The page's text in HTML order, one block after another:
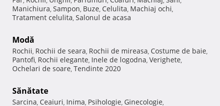
Manichiura, Sampon, Buze, Celulita, Machiaj ochi,
Tratament celulita, Salonul de acasa
Modă
Rochii, Rochii de seara, Rochii de mireasa, Costume de baie,
Pantofi, Rochii elegante, Inele de logodna, Verighete,
Ochelari de soare, Tendinte 2020
Sănătate
Sarcina, Ceaiuri, Inima, Psihologie, Ginecologie,